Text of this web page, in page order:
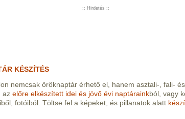
:: Hirdetés ::
KÉSZÍTÉS
nemcsak öröknaptár érhető el, hanem asztali-, fali-
az előre elkészített idei és jövő évi naptárainkból, vagy
fotóiból. Töltse fel a képeket, és pillanatok alatt